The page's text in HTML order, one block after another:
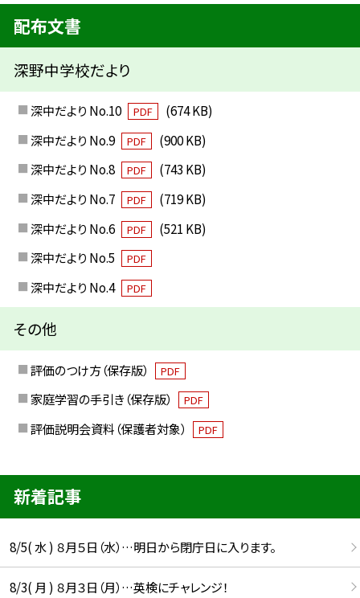
配布文書
深野中学校だより
深中だより No.10 PDF
(674 KB)
深中だより No.9
PDF
(900 KB)
深中だより No.8
PDF
(743 KB)
深中だより No.7
PDF
(719 KB)
深中だより No.6
PDF
(521 KB)
深中だより No.5
PDF
深中だより No.4 PDF
その他
評価のつけ方（保存版） PDF
家庭学習の手引き（保存版） PDF
評価説明会資料（保護者対象） PDF
新着記事
8/5( 水 ) ８月５日（水）…明日から閉庁日に入ります。
8/3( 月 ) ８月３日（月）…英検にチャレンジ！